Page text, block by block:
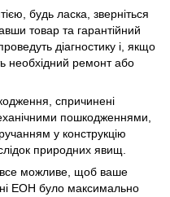
будь ласка, зверніться
товар та гарантійний
діагностику і, якщо
необхідний ремонт або
спричинені
пошкодженнями,
у конструкцію
природних явищ.
все можливе, щоб ваше
ЕОН було максимально